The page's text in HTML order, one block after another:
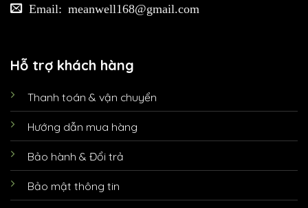
Email: meanwell168@gmail.com
Hỗ trợ khách hàng
Thanh toán & vận chuyển
Hướng dẫn mua hàng
Bảo hành & Đổi trả
Bảo mật thông tin